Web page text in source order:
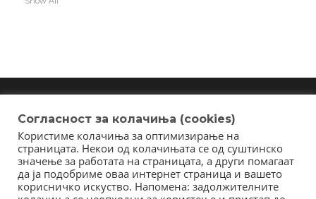
Copyright © 2018 - Member of IAB Macedonia
Member of Clip Media Group / 2017
Согласност за колачиња (cookies)
Користиме колачиња за оптимизирање на
страницата. Некои од колачињата се од суштинско
значење за работата на страницата, а други помагаат
да ја подобриме оваа интернет страница и вашето
корисничко искуство. Напомена: задолжителните